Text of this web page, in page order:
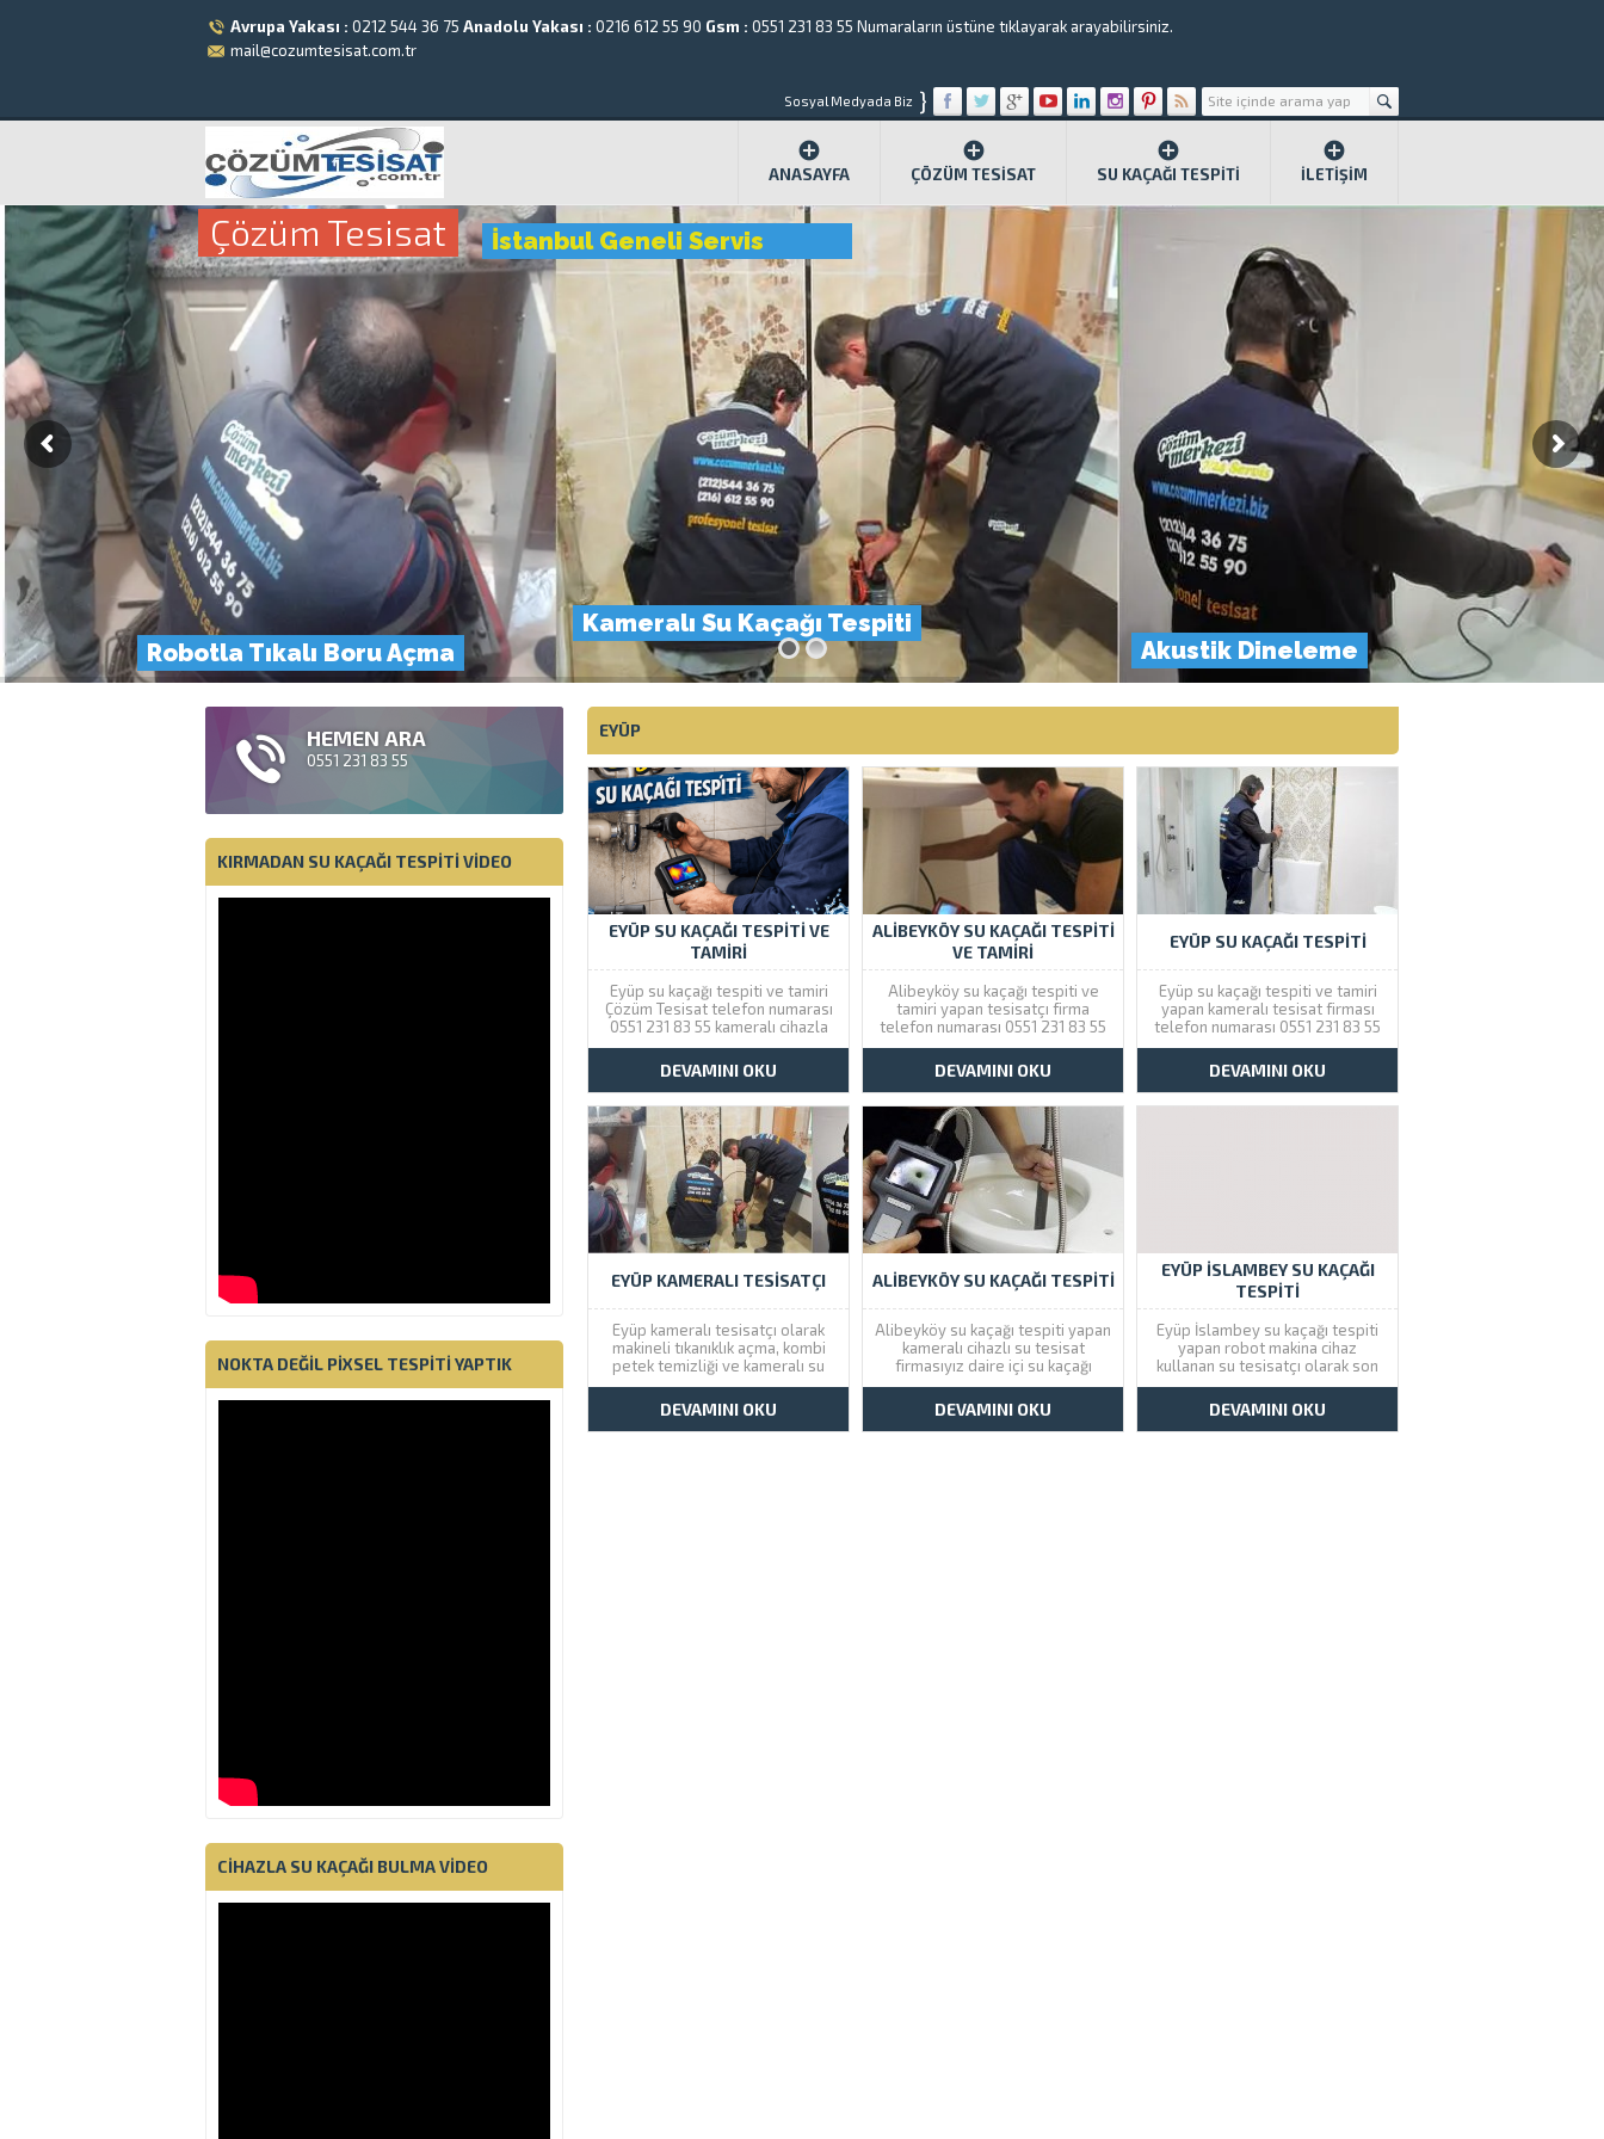
Avrupa Yakası : 0212 544 36 75 Anadolu Yakası : 0216 612 55 90 Gsm : 0551 231 83 55 Numaraların üstüne tıklayarak arayabilirsiniz.
mail@cozumtesisat.com.tr
Sosyal Medyada Biz }
ANASAYFA ÇÖZÜM TESISAT SU KAÇAĞI TESPITI İLETIŞIM
Çözüm Tesisat
Kameralı Su Kaçağı Tespiti
Robotla Tıkalı Boru Açma
Akustik Dineleme
İstanbul Geneli Servis
EYÜP
EYÜP SU KAÇAĞI TESPITI VE
TAMIRI
Eyüp su kaçağı tespiti ve tamiri
Çözüm Tesisat telefon numarası
0551 231 83 55 kameralı cihazla
kırmadan noktasal su kaçağı
bulma için bizi arayınız. Çözüm
Tesisat Eyüp şubesi ile aynı gün
içinde hizmet vermektedir. Eyüp
su kaçağı tespiti için 5...
DEVAMINI OKU
ALIBEYKÖY SU KAÇAĞI TESPITI
VE TAMIRI
Alibeyköy su kaçağı tespiti ve
tamiri yapan tesisatçı firma
telefon numarası 0551 231 83 55
tir. Çözüm Tesisat olarak Eyüp
Alibeyköy bölgesinde su kaçağı
bulma ve tamiri konusunda
servis hizmeti sunmaktayız.
Dinleme ve görüntüleme
cihazlarımız sayesinde su kaçağı
olan yeri...
DEVAMINI OKU
EYÜP SU KAÇAĞI TESPITI
Eyüp su kaçağı tespiti ve tamiri
yapan kameralı tesisat firması
telefon numarası 0551 231 83 55
tir . Çözüm Tesisat olarak
Eyüpsultan semtinde su
kaçaklarını bulup tamir
işlemlerini gerçekleştiriyoruz.
DEVAMINI OKU
EYÜP KAMERALI TESISATÇI
Eyüp kameralı tesisatçı olarak
makineli tıkanıklık açma, kombi
petek temizliği ve kameralı su
arıza tespiti işlemlerini
yapmaktayız. Kameralı tesisat
işlemleri modern tesisatçılığın
vazgeçilmez bir parçası haline
DEVAMINI OKU
ALIBEYKÖY SU KAÇAĞI TESPITI
Alibeyköy su kaçağı tespiti yapan
kameralı cihazlı su tesisat
firmasıyız daire içi su kaçağı
bulma işleri için telefon 0212
544 36 75 arayabilirsiniz. Çözüm
Tesisat Eyüp şubesini arayarak
Alibeyköy semtine aynı gün
DEVAMINI OKU
EYÜP İSLAMBEY SU KAÇAĞI
TESPITI
Eyüp İslambey su kaçağı tespiti
yapan robot makina cihaz
kullanan su tesisatçı olarak son
sistem kamera sistemi ile su
kaçağı bulma servisi veriyoruz.
Çözüm Tesisat firmamızı arayarak
Eyüp ‘ ten çıkan araçlarımız aynı
DEVAMINI OKU
HEMEN ARA
0551 231 83 55
KIRMADAN SU KAÇAĞI TESPITI VIDEO
NOKTA DEĞIL PIXSEL TESPITI YAPTIK
CIHAZLA SU KAÇAĞI BULMA VIDEO